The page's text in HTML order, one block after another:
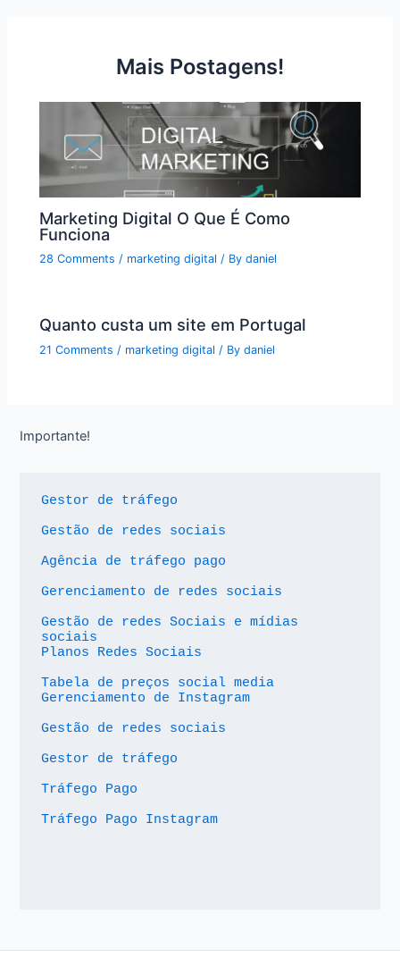
Mais Postagens!
Marketing Digital O Que É Como
Funciona
28 Comments / marketing digital / Bydaniel
Quanto custa um site em Portugal
21 Comments / marketing digital / Bydaniel
Importante!
Gestor de tráfego
Gestão de redes sociais
Agência de tráfego pago
Gerenciamento de redes sociais
Gestão de redes Sociais e mídias
sociais
Planos Redes Sociais
Tabela de preços social media
Gerenciamento de Instagram
Gestão de redes sociais
Gestor de tráfego
Tráfego Pago
Tráfego Pago Instagram